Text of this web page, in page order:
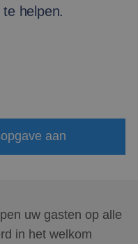
helpen.
aan
uw gasten op alle
in het welkom